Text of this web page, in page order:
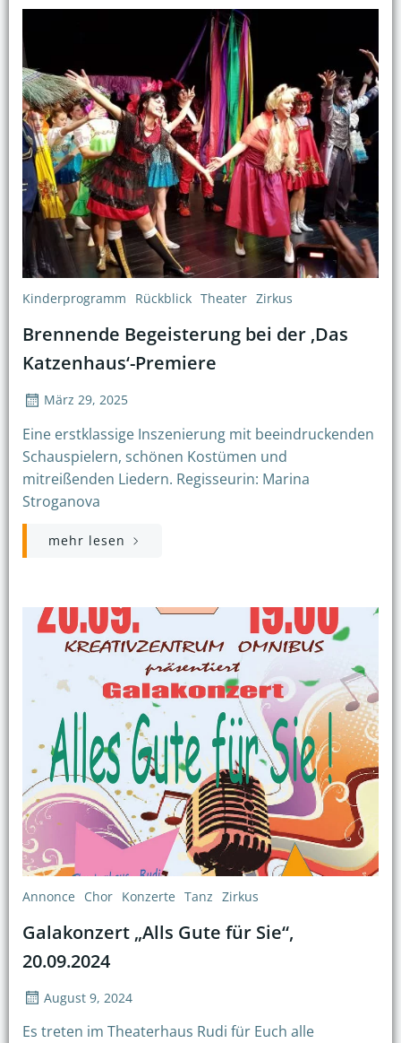
Kinderprogramm Rückblick Theater Zirkus
Brennende Begeisterung bei der ‚Das
Katzenhaus‘-Premiere
März 29, 2025
Eine erstklassige Inszenierung mit beeindruckenden
Schauspielern, schönen Kostümen und
mitreißenden Liedern. Regisseurin: Marina
Stroganova
mehr lesen
Annonce Chor Konzerte Tanz Zirkus
Galakonzert „Alls Gute für Sie“,
20.09.2024
August 9, 2024
Es treten im Theaterhaus Rudi für Euch alle